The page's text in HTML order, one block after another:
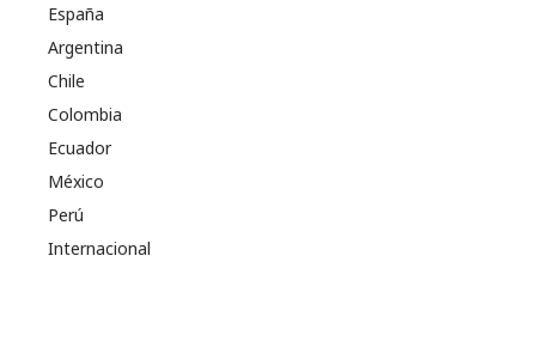
España
Argentina
Chile
Colombia
Ecuador
México
Perú
Internacional